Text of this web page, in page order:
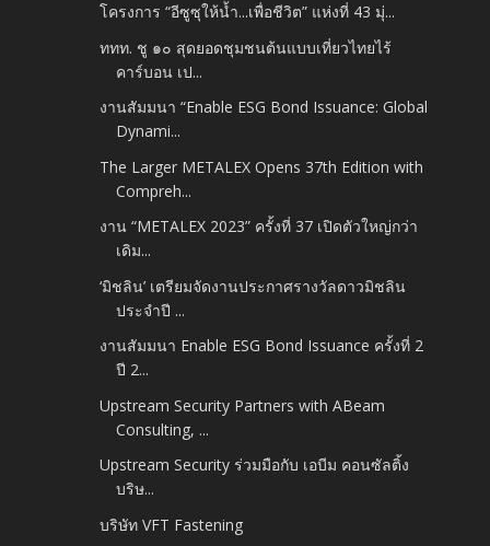
โครงการ “อีซูซุให้น้ำ...เพื่อชีวิต” แห่งที่ 43 มุ่...
ททท. ชู ๑๐ สุดยอดชุมชนต้นแบบเที่ยวไทยไร้
คาร์บอน เป...
งานสัมมนา “Enable ESG Bond Issuance: Global
Dynami...
The Larger METALEX Opens 37th Edition with
Compreh...
งาน “METALEX 2023” ครั้งที่ 37 เปิดตัวใหญ่กว่า
เดิม...
‘มิชลิน’ เตรียมจัดงานประกาศรางวัลดาวมิชลิน
ประจำปี ...
งานสัมมนา Enable ESG Bond Issuance ครั้งที่ 2
ปี 2...
Upstream Security Partners with ABeam
Consulting, ...
Upstream Security ร่วมมือกับ เอบีม คอนซัลติ้ง
บริษ...
บริษัท VFT Fastening